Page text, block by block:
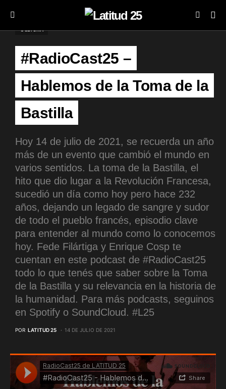
CULTURA
#RadioCast25 –
Hablemos de la Toma de la
Bastilla
Hoy 14 de julio de 2021, se recuerda un año
más de un evento que cambió el mundo en
varios sentidos. La toma de la Bastilla, el
hito que dio lugar a la Revolución Francesa,
sucedió un día como hoy pero hace 232
años, dejando un legado de sangre y sudor
de todo el pueblo francés, episodio clave
para entender al mundo como lo conocemos
hoy. Fede Filártiga y Enrique Cosp te
cuentan en este podcast de #RadioCast25
todo lo que tenés que saber sobre la Toma
de la Bastilla y su relevancia en la historia de
la humanidad. Para más podcasts, seguinos
en Spotify o SoundCloud. #L25
POR LATITUD 25 14 DE JULIO DE 2021